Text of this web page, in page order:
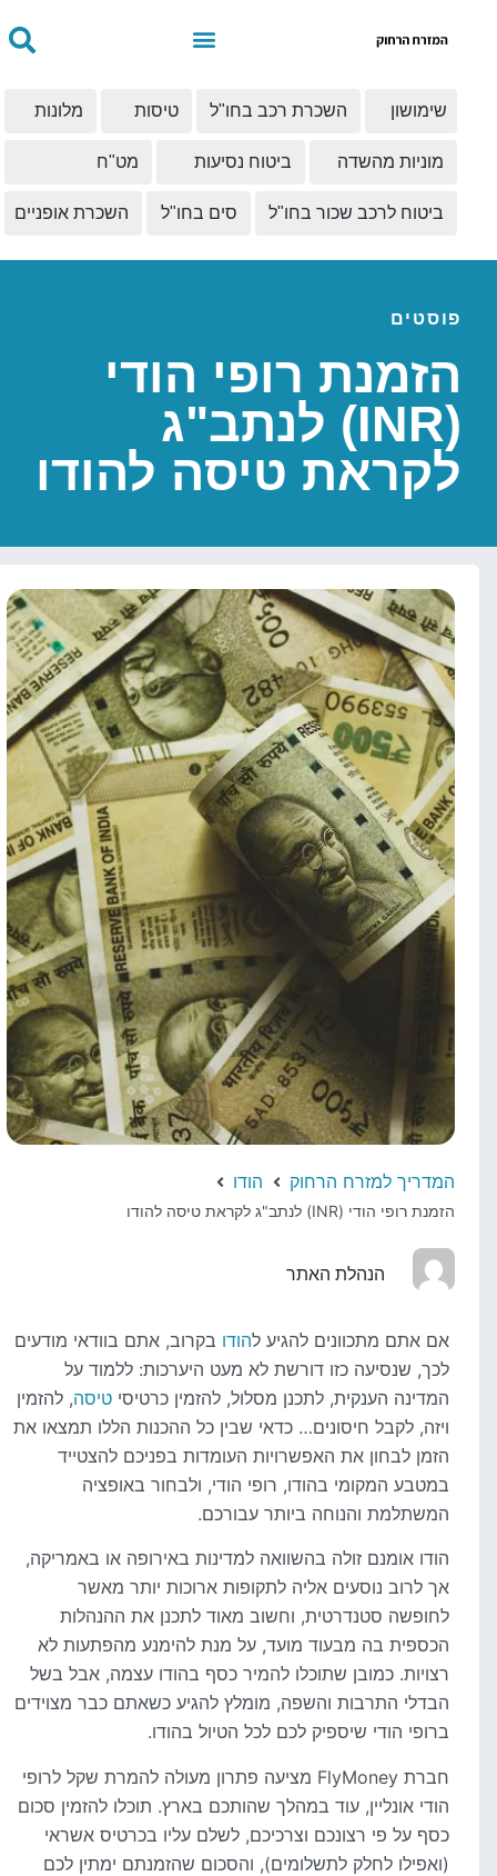
שימושון השכרת רכב בחו"ל טיסות מלונות
מוניות מהשדה ביטוח נסיעות מט"ח
ביטוח לרכב שכור בחו"ל סים בחו"ל השכרת אופניים
פוסטים
הזמנת רופי הודי
(INR) לנתב"ג
לקראת טיסה להודו
המדריך למזרח הרחוק הודו
הזמנת רופי הודי (INR) לנתב"ג לקראת טיסה להודו
הנהלת האתר
אם אתם מתכוונים להגיע להודובקרוב, אתם בוודאי מודעים
לכך, שנסיעה כזו דורשת לא מעט היערכות: ללמוד על
המדינה הענקית, לתכנן מסלול, להזמין כרטיסיטיסה, להזמין
ויזה, לקבל חיסונים… כדאי שבין כל ההכנות הללו תמצאו את
הזמן לבחון את האפשרויות העומדות בפניכם להצטייד
במטבע המקומי בהודו, רופי הודי, ולבחור באופציה
המשתלמת והנוחה ביותר עבורכם.
הודו אומנם זולה בהשוואה למדינות באירופה או באמריקה,
אך לרוב נוסעים אליה לתקופות ארוכות יותר מאשר
לחופשה סטנדרטית, וחשוב מאוד לתכנן את ההנהלות
הכספית בה מבעוד מועד, על מנת להימנע מהפתעות לא
רצויות. כמובן שתוכלו להמיר כסף בהודו עצמה, אבל בשל
הבדלי התרבות והשפה, מומלץ להגיע כשאתם כבר מצוידים
ברופי הודי שיספיק לכם לכל הטיול בהודו.
חברת FlyMoney מציעה פתרון מעולה להמרת שקל לרופי
הודי אונליין, עוד במהלך שהותכם בארץ. תוכלו להזמין סכום
כסף על פי רצונכם וצרכיכם, לשלם עליו בכרטיס אשראי
(ואפילו לחלק לתשלומים), והסכום שהזמנתם ימתין לכם